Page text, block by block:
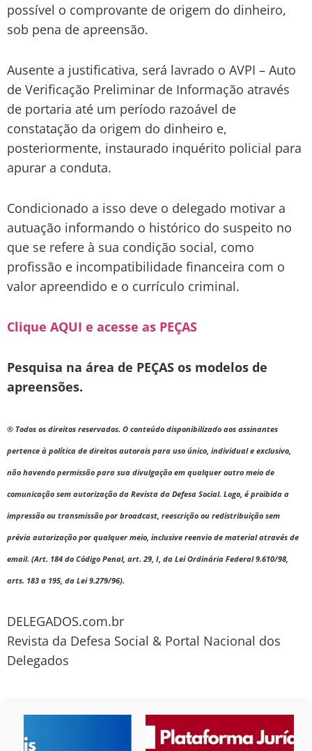
possível o comprovante de origem do dinheiro,
sob pena de apreensão.
Ausente a justificativa, será lavrado o AVPI – Auto
de Verificação Preliminar de Informação através
de portaria até um período razoável de
constatação da origem do dinheiro e,
posteriormente, instaurado inquérito policial para
apurar a conduta.
Condicionado a isso deve o delegado motivar a
autuação informando o histórico do suspeito no
que se refere à sua condição social, como
profissão e incompatibilidade financeira com o
valor apreendido e o currículo criminal.
Clique AQUI e acesse as PEÇAS
Pesquisa na área de PEÇAS os modelos de
apreensões.
® Todos os direitos reservados. O conteúdo disponibilizado aos assinantes
pertence à política de direitos autorais para uso único, individual e exclusivo,
não havendo permissão para sua divulgação em qualquer outro meio de
comunicação sem autorização da Revista da Defesa Social. Logo, é proibida a
impressão ou transmissão por broadcast, reescrição ou redistribuição sem
prévia autorização por qualquer meio, inclusive reenvio de material através de
email. (Art. 184 do Código Penal, art. 29, I, da Lei Ordinária Federal 9.610/98,
arts. 183 a 195, da Lei 9.279/96).
DELEGADOS.com.br
Revista da Defesa Social & Portal Nacional dos
Delegados